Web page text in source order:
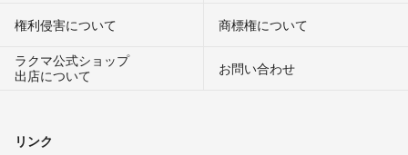
権利侵害について
商標権について
ラクマ公式ショップ
出店について
お問い合わせ
リンク